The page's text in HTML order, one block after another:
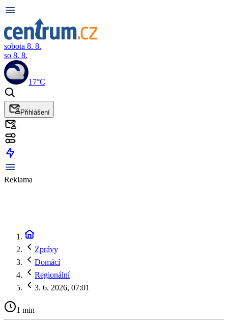
sobota 8. 8.
so 8. 8.
17°C
Přihlášení
Reklama
Zprávy
Domácí
Regionální
3. 6. 2026, 07:01
1 min